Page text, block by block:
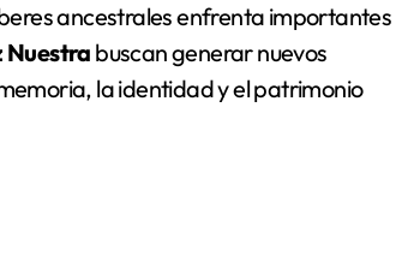
ancestrales enfrenta importantes
Nuestra buscan generar nuevos
la identidad y el patrimonio